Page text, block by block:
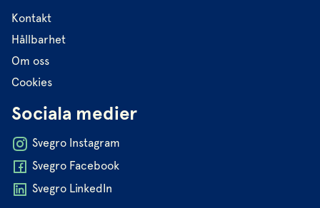
Kontakt
Hållbarhet
Om oss
Cookies
Sociala medier
Svegro Instagram
Svegro Facebook
Svegro LinkedIn